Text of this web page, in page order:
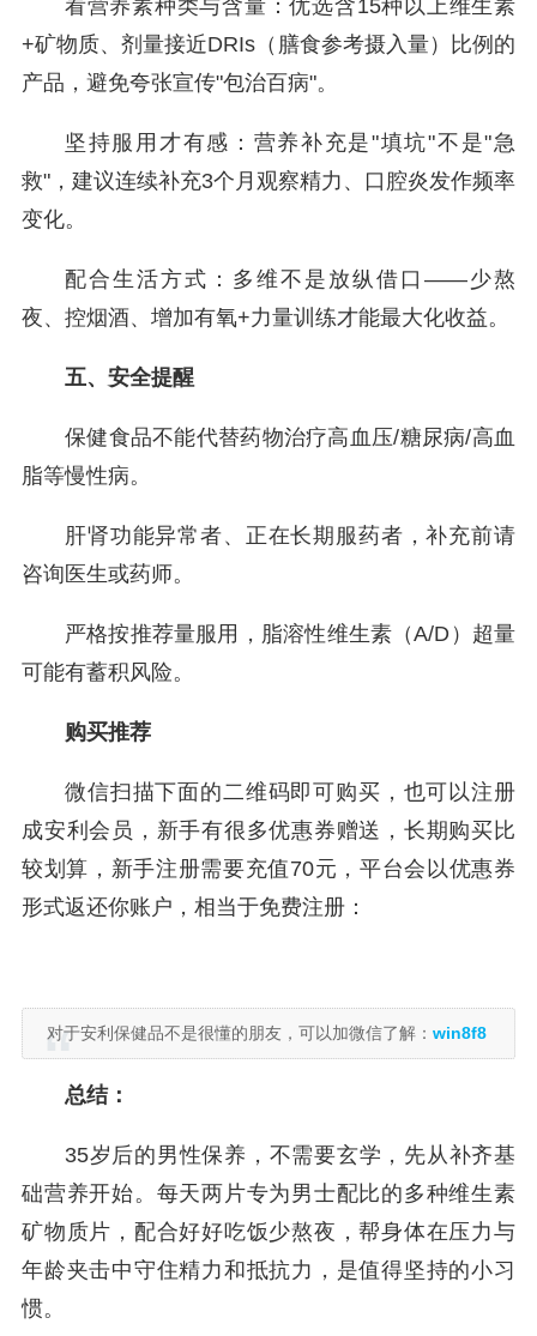
看营养素种类与含量：优选含15种以上维生素
+矿物质、剂量接近DRIs（膳食参考摄入量）比例的
产品，避免夸张宣传"包治百病"。
坚持服用才有感：营养补充是"填坑"不是"急
救"，建议连续补充3个月观察精力、口腔炎发作频率
变化。
配合生活方式：多维不是放纵借口——少熬
夜、控烟酒、增加有氧+力量训练才能最大化收益。
五、安全提醒
保健食品不能代替药物治疗高血压/糖尿病/高血
脂等慢性病。
肝肾功能异常者、正在长期服药者，补充前请
咨询医生或药师。
严格按推荐量服用，脂溶性维生素（A/D）超量
可能有蓄积风险。
购买推荐
微信扫描下面的二维码即可购买，也可以注册
成安利会员，新手有很多优惠券赠送，长期购买比
较划算，新手注册需要充值70元，平台会以优惠券
形式返还你账户，相当于免费注册：
对于安利保健品不是很懂的朋友，可以加微信了解： win8f8
总结：
35岁后的男性保养，不需要玄学，先从补齐基
础营养开始。每天两片专为男士配比的多种维生素
矿物质片，配合好好吃饭少熬夜，帮身体在压力与
年龄夹击中守住精力和抵抗力，是值得坚持的小习
惯。